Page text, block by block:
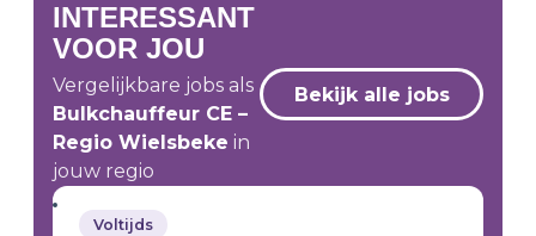
INTERESSANT
VOOR JOU
Vergelijkbare jobs als
Bulkchauffeur CE –
Regio Wielsbeke in
jouw regio
Bekijk alle jobs
Voltijds